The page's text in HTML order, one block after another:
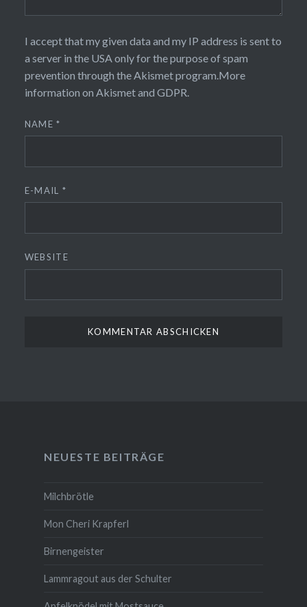
I accept that my given data and my IP address is sent to
a server in the USA only for the purpose of spam
prevention through the Akismetprogram. More
information on Akismet and GDPR
NAME*
E-MAIL *
WEBSITE
NEUESTE BEITRÄGE
Milchbrötle
Mon Cheri Krapferl
Birnengeister
Lammragout aus der Schulter